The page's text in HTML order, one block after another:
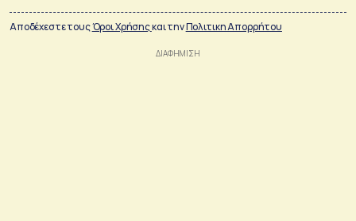
Αποδέχεστε τουςΌροι Χρήσηςκαι τηνΠολιτικη Απορρήτου